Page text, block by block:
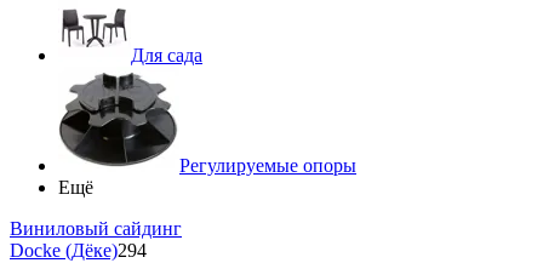
Для сада
Регулируемые опоры
Ещё
Виниловый сайдинг
Docke (Дёке)294